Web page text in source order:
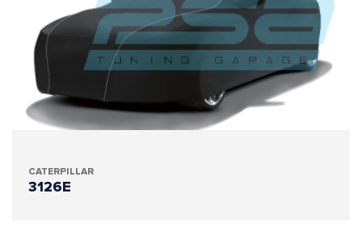
CATERPILLAR
3126E